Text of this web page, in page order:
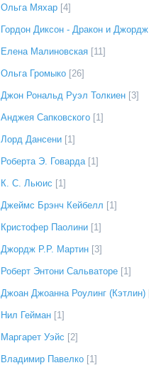
Ольга Мяхар [4]
Гордон Диксон - Дракон и Джордж
Елена Малиновская [11]
Ольга Громыко [26]
Джон Рональд Руэл Толкиен [3]
Анджея Сапковского [1]
Лорд Дансени [1]
Роберта Э. Говарда [1]
К. С. Льюис [1]
Джеймс Брэнч Кейбелл [1]
Кристофер Паолини [1]
Джордж Р.Р. Мартин [3]
Роберт Энтони Сальваторе [1]
Джоан Джоанна Роулинг (Кэтлин)
Нил Гейман [1]
Маргарет Уэйс [2]
Владимир Павелко [1]